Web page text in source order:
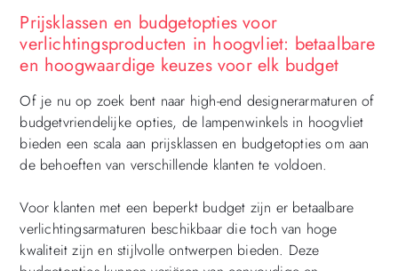
Prijsklassen en budgetopties voor
verlichtingsproducten in hoogvliet: betaalbare
en hoogwaardige keuzes voor elk budget
Of je nu op zoek bent naar high-end designerarmaturen of
budgetvriendelijke opties, de lampenwinkels in hoogvliet
bieden een scala aan prijsklassen en budgetopties om aan
de behoeften van verschillende klanten te voldoen.
Voor klanten met een beperkt budget zijn er betaalbare
verlichtingsarmaturen beschikbaar die toch van hoge
kwaliteit zijn en stijlvolle ontwerpen bieden. Deze